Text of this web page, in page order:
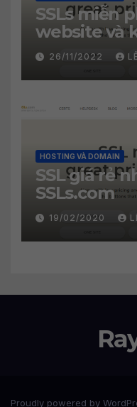
SSLs miễn
website và
2.99$
26/11/2022
HOSTING VÀ DOMAIN
SSL giá rẻ
SSLs.com
19/02/2020
Proudly powered by